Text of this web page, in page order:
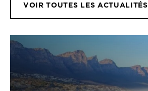
VOIR TOUTES LES ACTUALITÉS